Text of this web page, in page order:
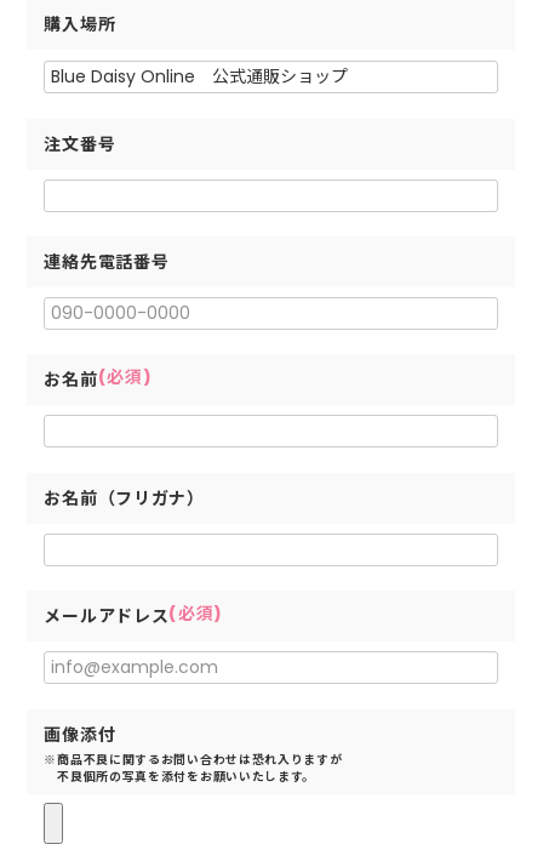
購入場所
注文番号
連絡先電話番号
お名前(必須)
お名前（フリガナ）
メールアドレス(必須)
画像添付
※商品不良に関するお問い合わせは恐れ入りますが
不良個所の写真を添付をお願いいたします。